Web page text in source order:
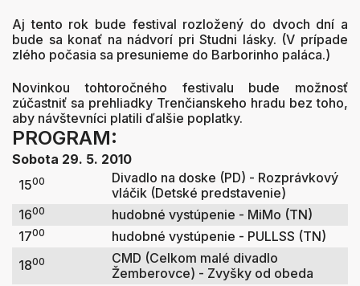
Aj tento rok bude festival rozložený do dvoch dní a
bude sa konať na nádvorí pri Studni lásky. (V prípade
zlého počasia sa presunieme do Barborinho paláca.)
Novinkou tohtoročného festivalu bude možnosť
zúčastniť sa prehliadky Trenčianskeho hradu bez toho,
aby návštevníci platili ďalšie poplatky.
PROGRAM:
Sobota 29. 5. 2010
1500
Divadlo na doske (PD) - Rozprávkový
vláčik (Detské predstavenie)
1600
hudobné vystúpenie - MiMo (TN)
1700
hudobné vystúpenie - PULLSS (TN)
1800
CMD (Celkom malé divadlo
Žemberovce) - Zvyšky od obeda